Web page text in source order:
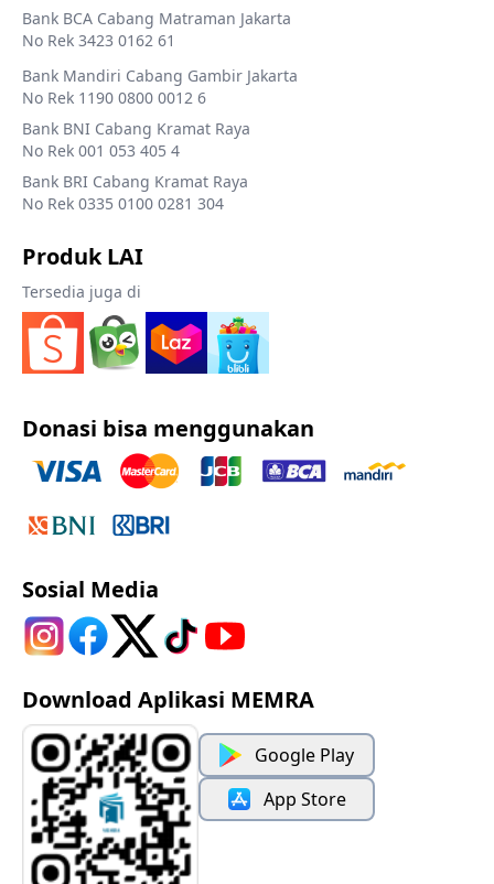
Bank BCA Cabang Matraman Jakarta
No Rek 3423 0162 61
Bank Mandiri Cabang Gambir Jakarta
No Rek 1190 0800 0012 6
Bank BNI Cabang Kramat Raya
No Rek 001 053 405 4
Bank BRI Cabang Kramat Raya
No Rek 0335 0100 0281 304
Produk LAI
Tersedia juga di
Donasi bisa menggunakan
Sosial Media
Download Aplikasi MEMRA
Google Play
App Store